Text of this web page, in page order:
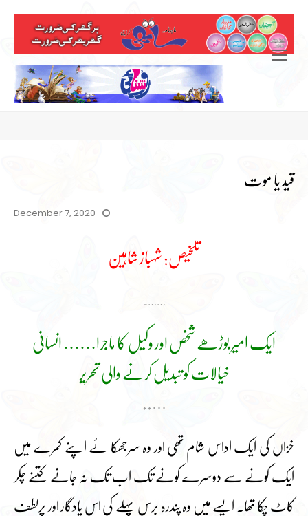
قید یا موت
December 7, 2020
تلخیص: شہباز شاہین
ایک امیر بوڑھے شخص اور وکیل کا ماجرا…… انسانی
خیالات کو تبدیل کرنے والی تحریر
خزاں کی ایک اداس شام تھی اور وہ سرجھکا ئے اپنے کمرے میں
ایک کونے سے دوسرے کونے تک اب تک نہ جانے کتنے چکر
کاٹ چکا تھا۔ ایسے میں وہ پندرہ برس پہلے کی اس یادگار اور پرلطف